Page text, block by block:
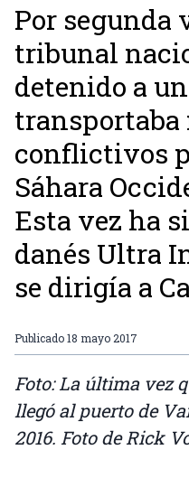
Por segunda
tribunal
detenido a
conflictivos
Sáhara
Esta vez ha
danés Ultra
se dirigía a
Publicado18 mayo 2017
Foto: La última vez
llegó al puerto de
2016. Foto de Rick